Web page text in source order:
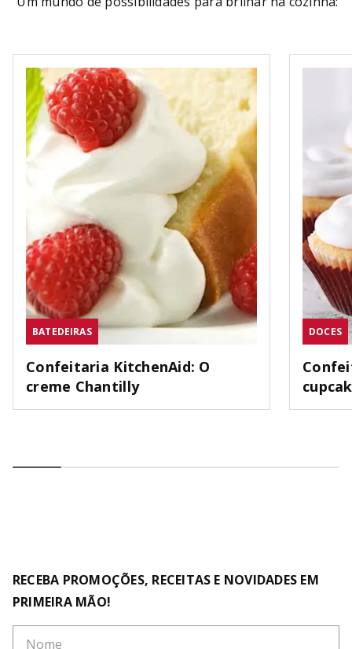
BATEDEIRAS
Confeitaria KitchenAid: O
creme Chantilly
DOCES
RECEBA PROMOÇÕES, RECEITAS E NOVIDADES EM
PRIMEIRA MÃO!